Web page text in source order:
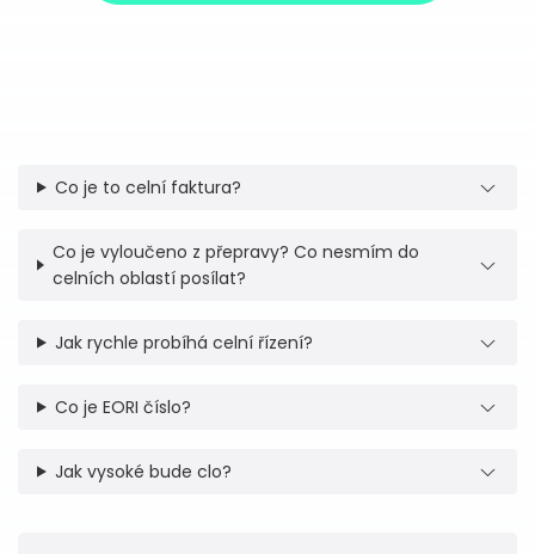
Co je to celní faktura?
Co je vyloučeno z přepravy? Co nesmím do
celních oblastí posílat?
Jak rychle probíhá celní řízení?
Co je EORI číslo?
Jak vysoké bude clo?